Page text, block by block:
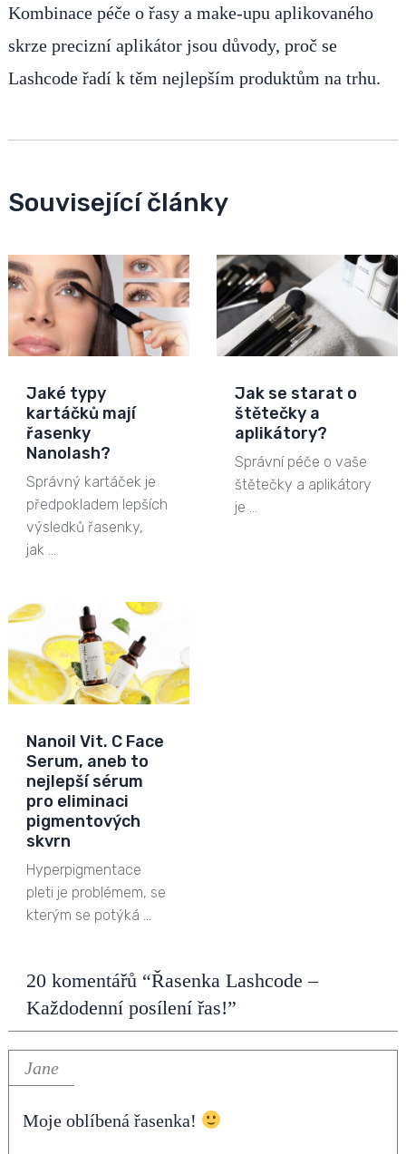
Kombinace péče o řasy a make-upu aplikovaného
skrze precizní aplikátor jsou důvody, proč se
Lashcode řadí k těm nejlepším produktům na trhu.
Související články
Jaké typy
kartáčků mají
řasenky
Nanolash?
Správný kartáček je
předpokladem lepších
výsledků řasenky,
jak …
Jak se starat o
štětečky a
aplikátory?
Správní péče o vaše
štětečky a aplikátory
je …
Nanoil Vit. C Face
Serum, aneb to
nejlepší sérum
pro eliminaci
pigmentových
skvrn
Hyperpigmentace
pleti je problémem, se
kterým se potýká …
20 komentářů “Řasenka Lashcode –
Každodenní posílení řas!”
Jane
Moje oblíbená řasenka!